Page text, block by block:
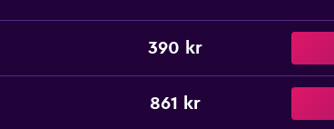
390 kr
861 kr